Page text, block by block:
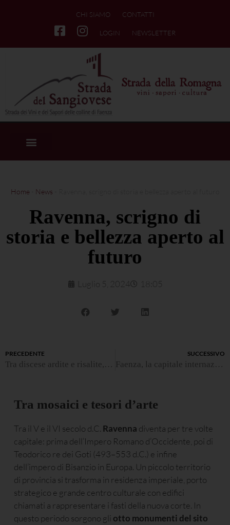
CHI SIAMO CONTATTI
LOGIN NEWSLETTER
Home News
Ravenna, scrigno di
storia e bellezza aperto al
futuro
Luglio 5, 2024 18:05
PRECEDENTE
Tra discese ardite e risalite, in bici o mountain bike
SUCCESSIVO
Faenza, la capitale internazionale della ceramica artistica
Tra mosaici e tesori d’arte
Tra il V e il VI secolo d.C. Ravenna diventa per tre volte
capitale: prima dell’Impero Romano d’Occidente, poi di
Teodorico re dei Goti (493–553 d.C.) e infine
dell’impero di Bisanzio in Europa. Un piccolo territorio
di provincia si trasforma in residenza imperiale, porto
strategico e grande centro culturale con edifici
chiamati a rappresentare i fasti della nuova corte. In
questo periodo sorgono gli otto monumenti del sito